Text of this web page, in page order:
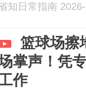
知日常指南
篮球场擦
掌声！凭
作